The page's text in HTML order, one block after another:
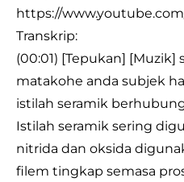
https://
Transkrip:
(00:01) [Tepukan]
matakohe anda subjek
istilah seramik
Istilah seramik sering
nitrida dan oksida
filem tingkap semasa